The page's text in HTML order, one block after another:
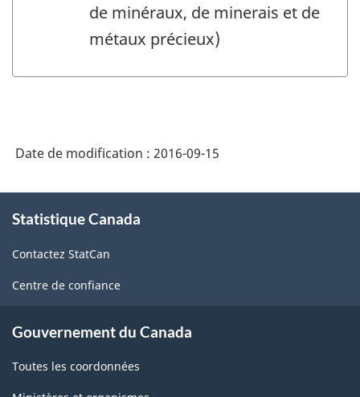
de minéraux, de minerais et de
métaux précieux)
Date de modification : 2016-09-15
propos
ce
site
Statistique Canada
Contactez StatCan
Centre de confiance
Gouvernement du Canada
Toutes les coordonnées